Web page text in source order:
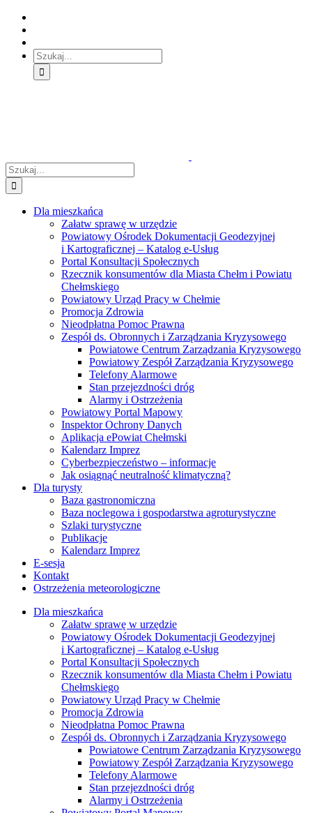
Skip
Treść
główna
Skip
Menu
główne
Skip
Menu
dodatkowe
Szukaj
Szukaj
Dla mieszkańca
Załatw sprawę w urzędzie
Powiatowy Ośrodek Dokumentacji Geodezyjnej
i Kartograficznej – Katalog e-Usług
Portal Konsultacji Społecznych
Rzecznik konsumentów dla Miasta Chełm i Powiatu
Chełmskiego
Powiatowy Urząd Pracy w Chełmie
Promocja Zdrowia
Nieodpłatna Pomoc Prawna
Zespół ds. Obronnych i Zarządzania Kryzysowego
Powiatowe Centrum Zarządzania Kryzysowego
Powiatowy Zespół Zarządzania Kryzysowego
Telefony Alarmowe
Stan przejezdności dróg
Alarmy i Ostrzeżenia
Powiatowy Portal Mapowy
Inspektor Ochrony Danych
Aplikacja ePowiat Chełmski
Kalendarz Imprez
Cyberbezpieczeństwo – informacje
Jak osiągnąć neutralność klimatyczną?
Dla turysty
Baza gastronomiczna
Baza noclegowa i gospodarstwa agroturystyczne
Szlaki turystyczne
Publikacje
Kalendarz Imprez
E-sesja
Kontakt
Ostrzeżenia meteorologiczne
Dla mieszkańca
Załatw sprawę w urzędzie
Powiatowy Ośrodek Dokumentacji Geodezyjnej
i Kartograficznej – Katalog e-Usług
Portal Konsultacji Społecznych
Rzecznik konsumentów dla Miasta Chełm i Powiatu
Chełmskiego
Powiatowy Urząd Pracy w Chełmie
Promocja Zdrowia
Nieodpłatna Pomoc Prawna
Zespół ds. Obronnych i Zarządzania Kryzysowego
Powiatowe Centrum Zarządzania Kryzysowego
Powiatowy Zespół Zarządzania Kryzysowego
Telefony Alarmowe
Stan przejezdności dróg
Alarmy i Ostrzeżenia